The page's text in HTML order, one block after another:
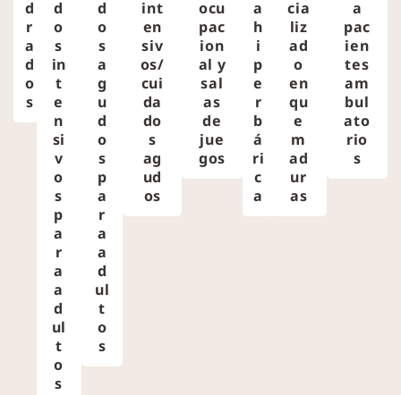
d
r
a
d
o
s
d
o
s
in
t
e
n
si
v
o
s
p
a
r
a
a
d
ul
t
o
s
d
o
s
a
g
u
d
o
s
p
a
r
a
a
d
ul
t
o
s
int
en
siv
os/
cui
da
do
s
ag
ud
os
ocu
pac
ion
al y
sal
as
de
jue
gos
a
h
i
p
e
r
b
á
ri
c
a
cia
liz
ad
o
en
qu
e
m
ad
ur
as
a
pac
ien
tes
am
bul
ato
rio
s